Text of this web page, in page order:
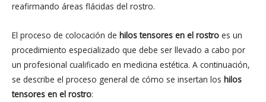
reafirmando áreas flácidas del rostro.
El proceso de colocación de hilos tensores en el rostro es un
procedimiento especializado que debe ser llevado a cabo por
un profesional cualificado en medicina estética. A continuación,
se describe el proceso general de cómo se insertan los hilos
tensores en el rostro: